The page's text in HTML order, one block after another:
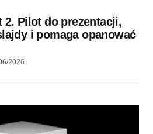
Pilot do prezentacji,
i pomaga opanować
2026